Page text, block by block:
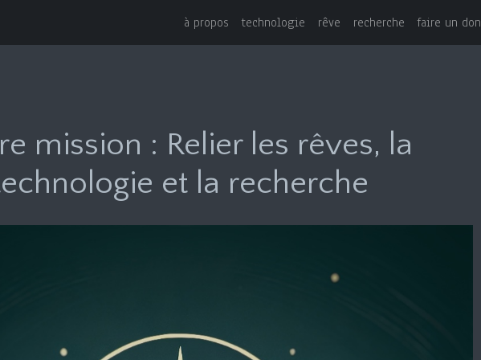
à propos technologie rêve recherche faire un don
mission : Relier les rêves, la
et la recherche